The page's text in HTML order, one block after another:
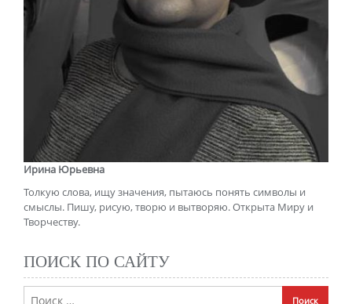
Ирина Юрьевна
Толкую слова, ищу значения, пытаюсь понять символы и
смыслы. Пишу, рисую, творю и вытворяю. Открыта Миру и
Творчеству.
ПОИСК ПО САЙТУ